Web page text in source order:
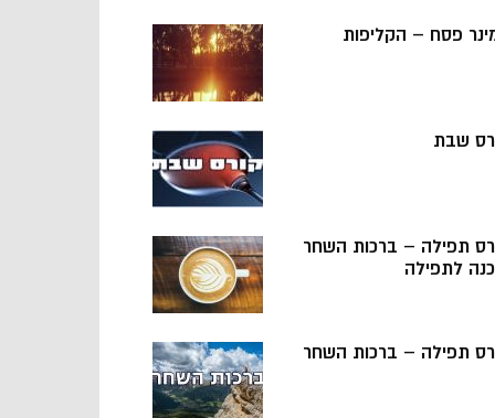
פסח – הקליפות
שבת
תפילה – ברכות השחר
לתפילה
תפילה – ברכות השחר